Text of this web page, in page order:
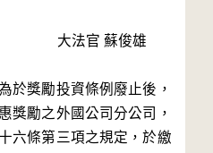
法官 蘇俊雄
於獎勵投資條例廢止後，
獎勵之外國公司分公司，
六條第三項之規定，於繳